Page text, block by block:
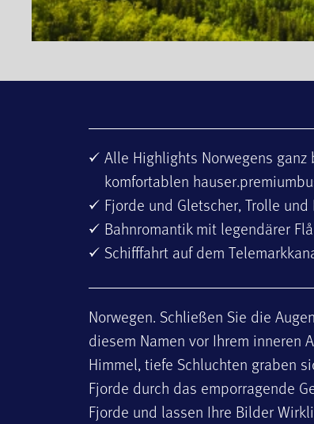
Alle Highlights Norwegens
komfortablen
Fjorde und Gletscher, Trolle
Bahnromantik mit legendärer
Schifffahrt auf dem
Norwegen. Schließen Sie die
diesem Namen vor Ihrem inneren
Himmel, tiefe Schluchten graben
Fjorde durch das emporragende
Fjorde und lassen Ihre Bilder